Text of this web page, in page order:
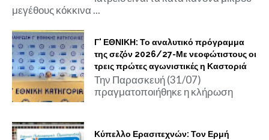
μεγέθους κόκκινα ...
Γ' ΕΘΝΙΚΗ: Το αναλυτικό πρόγραμμα
της σεζόν 2026/27-Με νεοφώτιστους οι
τρεις πρώτες αγωνιστικές η Καστοριά
Την Παρασκευή (31/07)
πραγματοποιήθηκε η κλήρωση
Κύπελλο Ερασιτεχνών: Τον Ερμή